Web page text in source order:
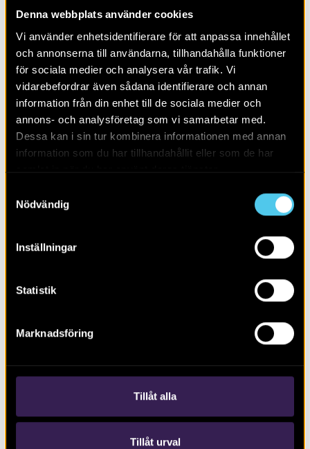
Denna webbplats använder cookies
Vi använder enhetsidentifierare för att anpassa innehållet
och annonserna till användarna, tillhandahålla funktioner
för sociala medier och analysera vår trafik. Vi
vidarebefordrar även sådana identifierare och annan
information från din enhet till de sociala medier och
annons- och analysföretag som vi samarbetar med.
Dessa kan i sin tur kombinera informationen med annan
information som du har tillhandahållit eller som de har
Nödvändig
Inställningar
Statistik
Marknadsföring
Tillåt alla
Tillåt urval
RAPPORT 2014:169
Arkeologisk utredning i Stockevik
RAPPORT 2014:170
Boplats Askim 298 i Göteborg